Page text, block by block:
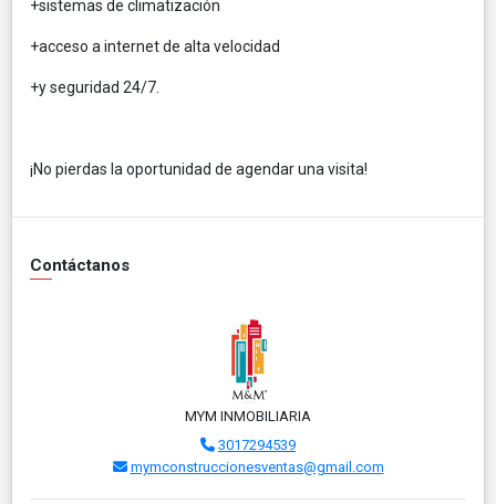
+sistemas de climatización
+acceso a internet de alta velocidad
+y seguridad 24/7.
¡No pierdas la oportunidad de agendar una visita!
Contáctanos
MYM INMOBILIARIA
3017294539
mymconstruccionesventas@gmail.com